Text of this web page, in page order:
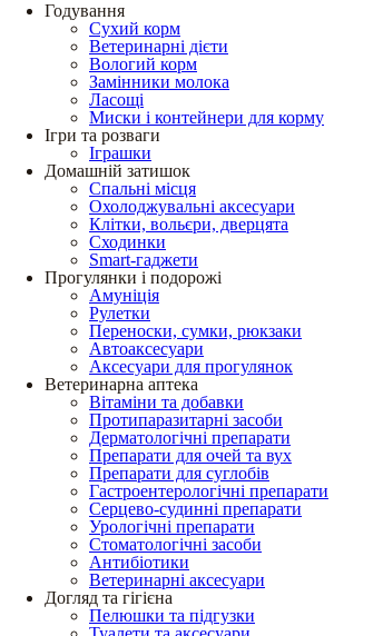
Годування
Сухий корм
Ветеринарні дієти
Вологий корм
Замінники молока
Ласощі
Миски і контейнери для корму
Ігри та розваги
Іграшки
Домашній затишок
Спальні місця
Охолоджувальні аксесуари
Клітки, вольєри, дверцята
Сходинки
Smart-гаджети
Прогулянки і подорожі
Амуніція
Рулетки
Переноски, сумки, рюкзаки
Автоаксесуари
Аксесуари для прогулянок
Ветеринарна аптека
Вітаміни та добавки
Протипаразитарні засоби
Дерматологічні препарати
Препарати для очей та вух
Препарати для суглобів
Гастроентерологічні препарати
Серцево-судинні препарати
Урологічні препарати
Стоматологічні засоби
Антибіотики
Ветеринарні аксесуари
Догляд та гігієна
Пелюшки та підгузки